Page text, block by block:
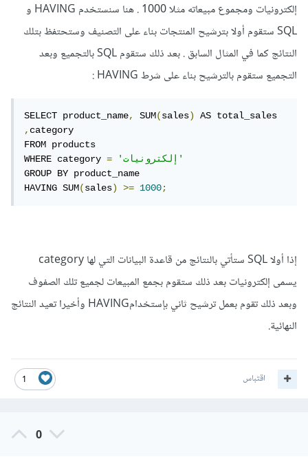
إلكترونيات ومجموع مبيعاته مثلا 1000 . هنا سنستخدم HAVING و
SQL ستقوم أولا بترشيح المنتجات بناء على التصنيف وستحتفظ بتلك
النتائج كما في المثال السابق . بعد ذلك ستقوم SQL بالتجميع وبعد
التجميع ستقوم بالترشيح بناء على شرط HAVING
SELECT product_name, SUM(sales)
,category
FROM products
WHERE category =
'إلكترونيات'
GROUP BY product_name
HAVING SUM(sales) >= 1000;
إذا أولا SQL ستأتي بالنتائج من قاعدة البيانات التي لها category
يسمى إلكترونيات بعد ذلك ستقوم بجمع المبيعات لجميع تلك الصفوف
وبعد ذلك تقوم بعمل ترشيح ثاني بإستخدامHAVING وأخيرا تعيد النتائج
النهائية.
1 اقتباس
0